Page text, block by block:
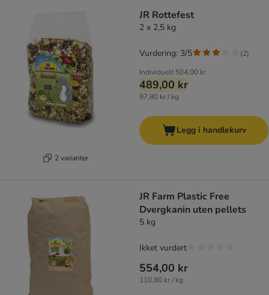
2 varianter
JR Rottefest
2 x 2,5 kg
Individuelt 504,00 kr
489,00 kr
97,80 kr / kg
Vurdering: 3/5 (2)
Legg i handlekurv
JR Farm Plastic Free
Dvergkanin uten pellets
5 kg
554,00 kr
110,80 kr / kg
Ikket vurdert